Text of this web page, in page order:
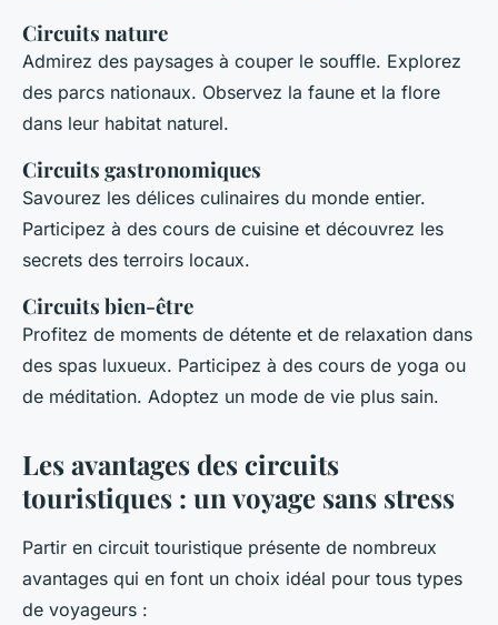
Circuits nature
Admirez des paysages à couper le souffle. Explorez
des parcs nationaux. Observez la faune et la flore
dans leur habitat naturel.
Circuits gastronomiques
Savourez les délices culinaires du monde entier.
Participez à des cours de cuisine et découvrez les
secrets des terroirs locaux.
Circuits bien-être
Profitez de moments de détente et de relaxation dans
des spas luxueux. Participez à des cours de yoga ou
de méditation. Adoptez un mode de vie plus sain.
Les avantages des circuits
touristiques : un voyage sans stress
Partir en circuit touristique présente de nombreux
avantages qui en font un choix idéal pour tous types
de voyageurs :